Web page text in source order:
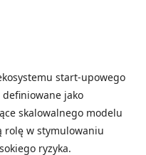
start-upowego
jako
skalowalnego modelu
rolę w stymulowaniu
ryzyka.